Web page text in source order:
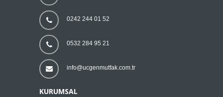
0242 244 01 52
0532 284 95 21
info@ucgenmutfak.com.tr
KURUMSAL